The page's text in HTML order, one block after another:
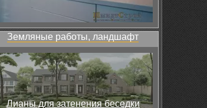
Земляные работы, ландшафт
Лианы для затенения беседки